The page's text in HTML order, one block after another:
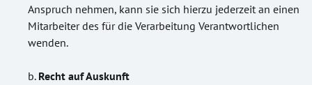
Anspruch nehmen, kann sie sich hierzu jederzeit an einen
Mitarbeiter des für die Verarbeitung Verantwortlichen
wenden.
Recht auf Auskunft